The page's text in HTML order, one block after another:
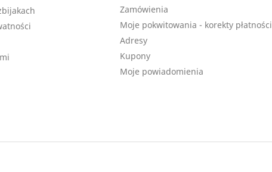
Zamówienia
Moje pokwitowania - korekty płatności
Adresy
Kupony
Moje powiadomienia